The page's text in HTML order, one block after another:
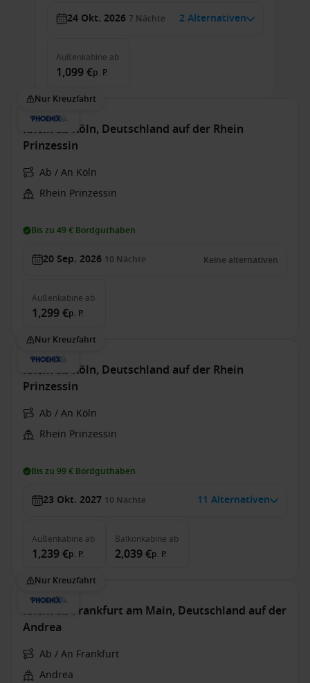
24 Okt. 2026 7 Nächte 2 Alternativen
Außenkabine ab
1,099 €p. P.
Nur Kreuzfahrt
Rhein ab Köln, Deutschland auf der Rhein
Prinzessin
Ab / An Köln
Rhein Prinzessin
Bis zu 49 € Bordguthaben
20 Sep. 2026 10 Nächte Keine alternativen
Außenkabine ab
1,299 €p. P.
Nur Kreuzfahrt
Rhein ab Köln, Deutschland auf der Rhein
Prinzessin
Ab / An Köln
Rhein Prinzessin
Bis zu 99 € Bordguthaben
23 Okt. 2027 10 Nächte 11 Alternativen
Außenkabine ab
1,239 €p. P.
Balkonkabine ab
2,039 €p. P.
Nur Kreuzfahrt
Rhein ab Frankfurt am Main, Deutschland auf der
Andrea
Ab / An Frankfurt
Andrea